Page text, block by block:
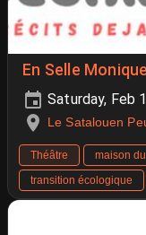
En Selle Monique
Saturday, Feb
Le Satalouen
Théâtre maison
transition écologique